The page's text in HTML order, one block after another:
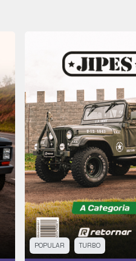
POPULAR TURBO